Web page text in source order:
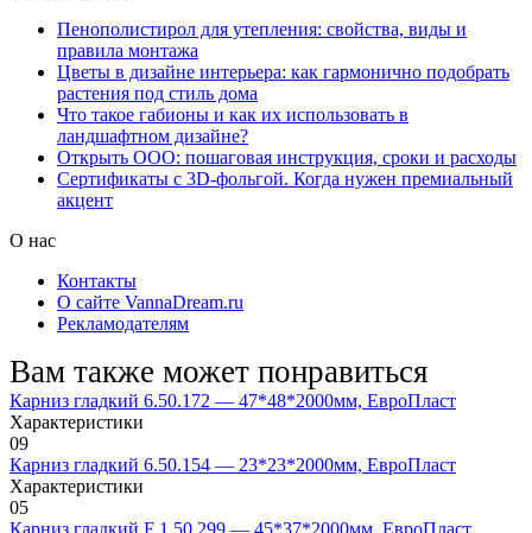
Пенополистирол для утепления: свойства, виды и
правила монтажа
Цветы в дизайне интерьера: как гармонично подобрать
растения под стиль дома
Что такое габионы и как их использовать в
ландшафтном дизайне?
Открыть ООО: пошаговая инструкция, сроки и расходы
Сертификаты с 3D-фольгой. Когда нужен премиальный
акцент
О нас
Контакты
О сайте VannaDream.ru
Рекламодателям
Вам также может понравиться
Карниз гладкий 6.50.172 — 47*48*2000мм, ЕвроПласт
Характеристики
09
Карниз гладкий 6.50.154 — 23*23*2000мм, ЕвроПласт
Характеристики
05
Карниз гладкий F 1.50.299 — 45*37*2000мм, ЕвроПласт